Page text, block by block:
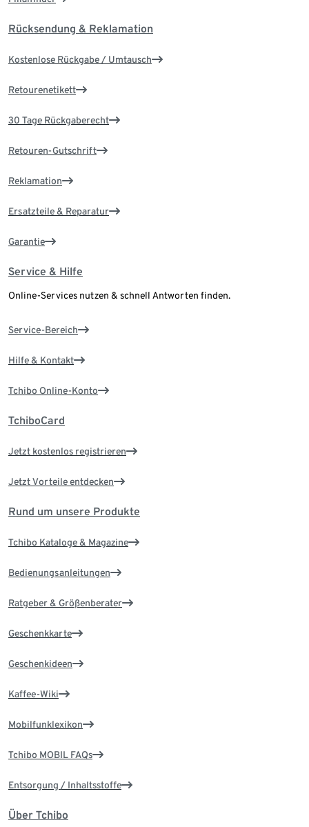
Rücksendung & Reklamation
Kostenlose Rückgabe / Umtausch
Retourenetikett
30 Tage Rückgaberecht
Retouren-Gutschrift
Reklamation
Ersatzteile & Reparatur
Garantie
Service & Hilfe
Online-Services nutzen & schnell Antworten finden.
Service-Bereich
Hilfe & Kontakt
Tchibo Online-Konto
TchiboCard
Jetzt kostenlos registrieren
Jetzt Vorteile entdecken
Rund um unsere Produkte
Tchibo Kataloge & Magazine
Bedienungsanleitungen
Ratgeber & Größenberater
Geschenkkarte
Geschenkideen
Kaffee-Wiki
Mobilfunklexikon
Tchibo MOBIL FAQs
Entsorgung / Inhaltsstoffe
Über Tchibo